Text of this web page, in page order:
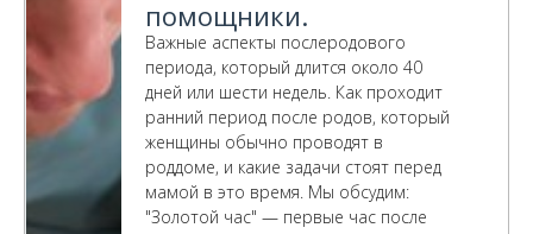
помощники.
Важные аспекты послеродового
периода, который длится около 40
дней или шести недель. Как проходит
ранний период после родов, который
женщины обычно проводят в
роддоме, и какие задачи стоят перед
мамой в это время. Мы обсудим:
"Золотой час" — первые час после